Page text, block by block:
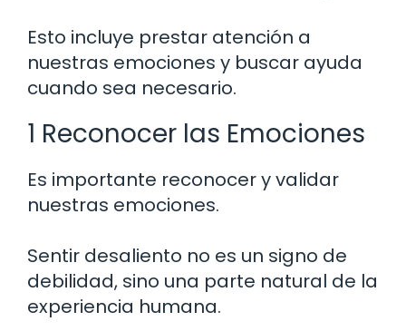
Esto incluye prestar atención a
nuestras emociones y buscar ayuda
cuando sea necesario.
1 Reconocer las Emociones
Es importante reconocer y validar
nuestras emociones.
Sentir desaliento no es un signo de
debilidad, sino una parte natural de la
experiencia humana.